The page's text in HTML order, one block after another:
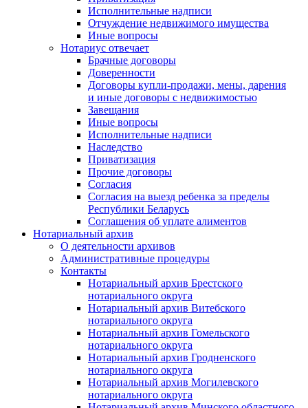
Исполнительные надписи
Отчуждение недвижимого имущества
Иные вопросы
Нотариус отвечает
Брачные договоры
Доверенности
Договоры купли-продажи, мены, дарения
и иные договоры с недвижимостью
Завещания
Иные вопросы
Исполнительные надписи
Наследство
Приватизация
Прочие договоры
Согласия
Согласия на выезд ребенка за пределы
Республики Беларусь
Соглашения об уплате алиментов
Нотариальный архив
О деятельности архивов
Административные процедуры
Контакты
Нотариальный архив Брестского
нотариального округа
Нотариальный архив Витебского
нотариального округа
Нотариальный архив Гомельского
нотариального округа
Нотариальный архив Гродненского
нотариального округа
Нотариальный архив Могилевского
нотариального округа